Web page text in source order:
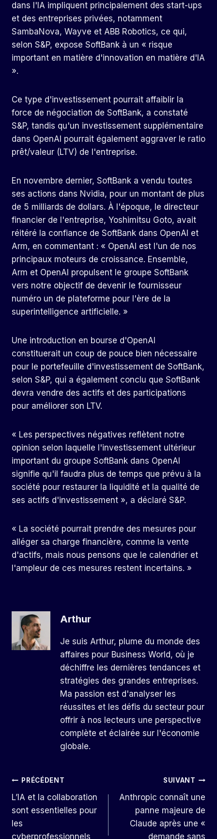
dans l'IA impliquent principalement des start-ups
et des entreprises privées, notamment
SambaNova, Wayve et ABB Robotics, ce qui,
selon S&P, expose SoftBank à un « risque
important en matière d'innovation en matière d'IA
».
Ce type d'investissement pourrait affaiblir la
force de négociation de SoftBank, a constaté
S&P, tandis qu'un investissement supplémentaire
dans OpenAI pourrait également aggraver le ratio
prêt/valeur (LTV) de l'entreprise.
En novembre dernier, SoftBank a vendu toutes
ses actions dans Nvidia, pour un montant de plus
de 5 milliards de dollars. À l'époque, le directeur
financier de l'entreprise, Yoshimitsu Goto, avait
réitéré la confiance de SoftBank dans OpenAI et
Arm, en commentant : « OpenAI est l'un de nos
principaux moteurs de croissance. Ensemble,
Arm et OpenAI propulsent le groupe SoftBank
vers notre objectif de devenir le fournisseur
numéro un de plateforme pour l'ère de la
superintelligence artificielle. »
Une introduction en bourse d'OpenAI
constituerait un coup de pouce bien nécessaire
pour le portefeuille d'investissement de SoftBank,
selon S&P, qui a également conclu que SoftBank
devra vendre des actifs et des participations
pour améliorer son LTV.
« Les perspectives négatives reflètent notre
opinion selon laquelle l'investissement ultérieur
important du groupe SoftBank dans OpenAI
signifie qu'il faudra plus de temps que prévu à la
société pour restaurer la liquidité et la qualité de
ses actifs d'investissement », a déclaré S&P.
« La société pourrait prendre des mesures pour
alléger sa charge financière, comme la vente
d'actifs, mais nous pensons que le calendrier et
l'ampleur de ces mesures restent incertains. »
Arthur
Je suis Arthur, plume du monde des
affaires pour Business World, où je
déchiffre les dernières tendances et
stratégies des grandes entreprises.
Ma passion est d'analyser les
réussites et les défis du secteur pour
offrir à nos lecteurs une perspective
complète et éclairée sur l'économie
globale.
Navigation
De
L’article
PRÉCÉDENT
L’IA et la collaboration
sont essentielles pour
les
cyberprofessionnels
SUIVANT
Anthropic connaît une
panne majeure de
Claude après une «
demande sans